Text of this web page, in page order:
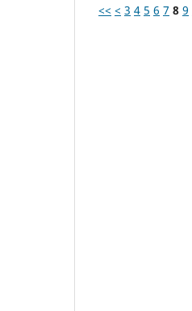
<< < 3 4 5 6 7 8 9